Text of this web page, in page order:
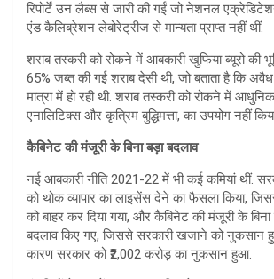
रिपोर्टें उन लैब्स से जारी की गईं जो नेशनल
एंड कैलिब्रेशन लेबोरेट्रीज से मान्यता प्राप्त नहीं थीं.
शराब तस्करी को रोकने में आबकारी खुफिया ब्यूरो की
65% जब्त की गई शराब देसी थी, जो बताता है कि अवैध
मात्रा में हो रही थी. शराब तस्करी को रोकने में
एनालिटिक्स और कृत्रिम बुद्धिमत्ता, का उपयोग नहीं
कैबिनेट की मंजूरी के बिना बड़ा बदलाव
नई आबकारी नीति 2021-22 में भी कई कमियां थीं.
को थोक व्यापार का लाइसेंस देने का फैसला किया,
को बाहर कर दिया गया, और कैबिनेट की मंजूरी के बिना
बदलाव किए गए, जिससे सरकारी खजाने को नुकसान
कारण सरकार को ₹2,002 करोड़ का नुकसान हुआ.